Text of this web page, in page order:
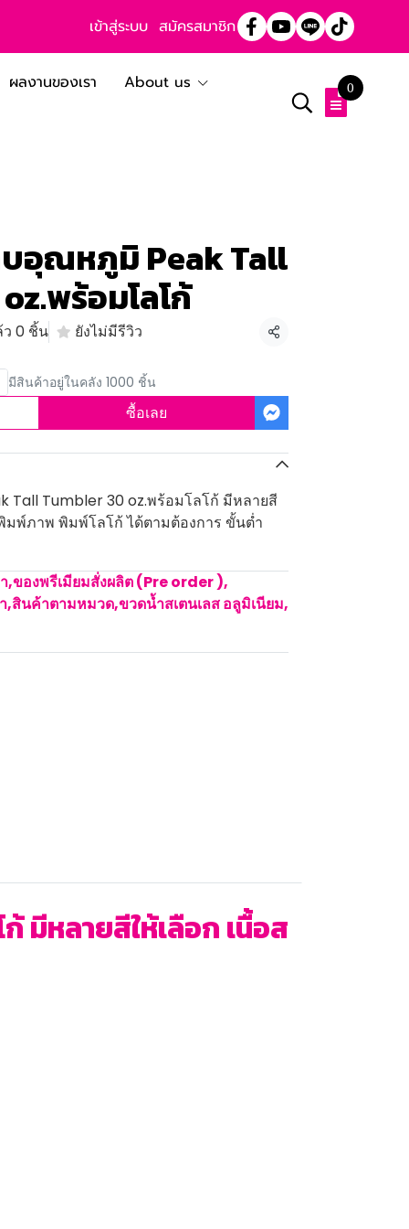
เข้าสู่ระบบ สมัครสมาชิก
ผลงานของเรา
About us
0
บอุณหภูมิ Peak Tall
พร้อมโลโก้
0 ชิ้น ยังไม่มีรีวิว
แชร์
มีสินค้าอยู่ในคลัง 1000 ชิ้น
ซื้อเลย
Tall Tumbler 30 oz.พร้อมโลโก้ มีหลายสี
มพ์ภาพ พิมพ์โลโก้ ได้ตามต้องการ ขั้นต่ำ
,ของพรีเมียมสั่งผลิต (Pre order ),
,สินค้าตามหมวด,ขวดน้ำสเตนเลส อลูมิเนียม,
มีหลายสีให้เลือก เนื้อส